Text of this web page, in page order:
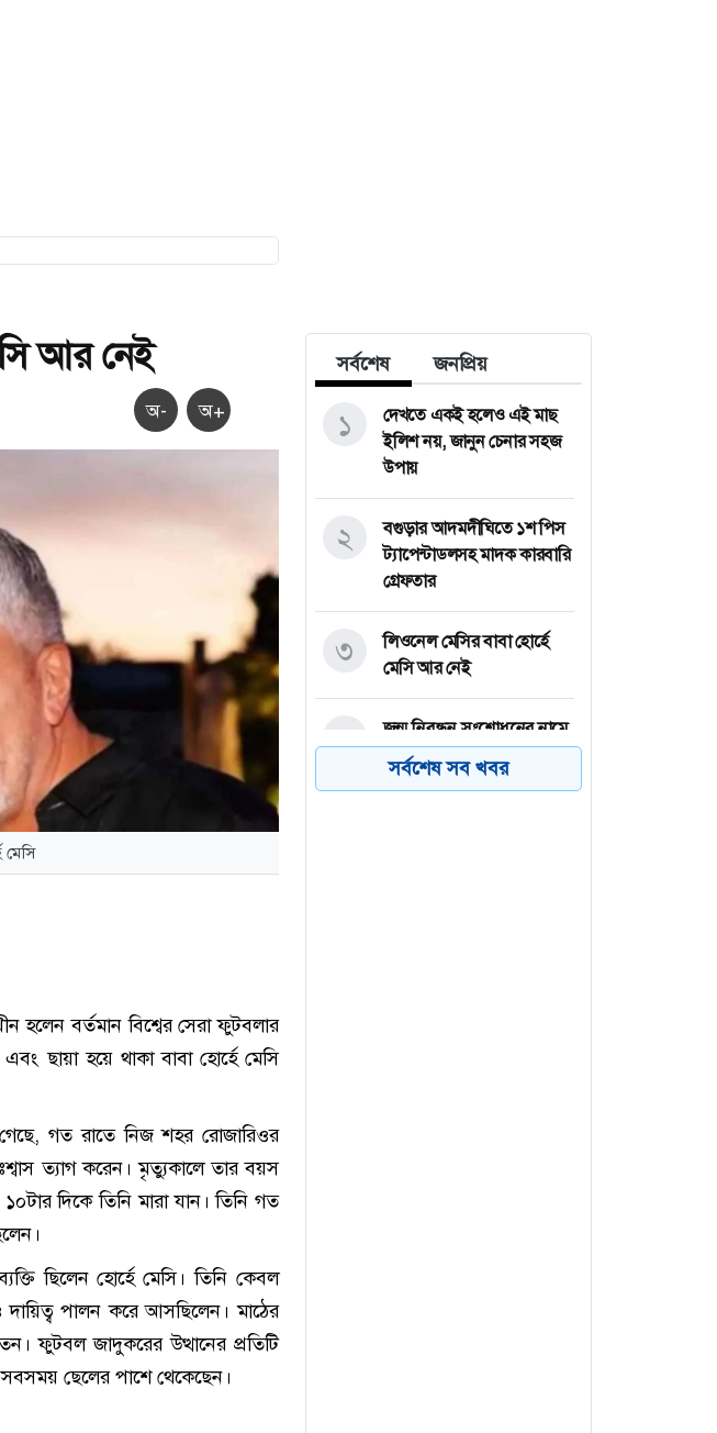
আর নেই
অ- অ+
মেসি
হলেন বর্তমান বিশ্বের সেরা ফুটবলার
ছায়া হয়ে থাকা বাবা হোর্হে মেসি
গত রাতে নিজ শহর রোজারিওর
ত্যাগ করেন। মৃত্যুকালে তার বয়স
দিকে তিনি মারা যান। তিনি গত
ছিলেন হোর্হে মেসি। তিনি কেবল
পালন করে আসছিলেন। মাঠের
ফুটবল জাদুকরের উত্থানের প্রতিটি
ছেলের পাশে থেকেছেন।
সর্বশেষ জনপ্রিয়
দেখতে একই হলেও এই মাছ
ইলিশ নয়, জানুন চেনার সহজ
উপায়
১
বগুড়ার আদমদীঘিতে ১শ পিস
ট্যাপেন্টাডলসহ মাদক কারবারি
গ্রেফতার
২
লিওনেল মেসির বাবা হোর্হে
মেসি আর নেই
৩
জন্ম নিবন্ধন সংশোধনের নামে
অর্থ আদায়, কৃষকদল নেতাকে
শোকজ
৪
সর্বশেষ সব খবর